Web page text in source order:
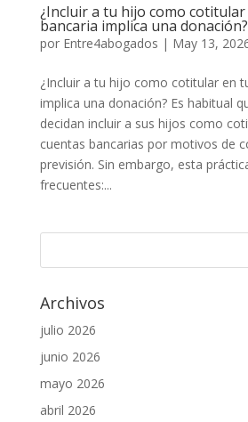
¿Incluir a tu hijo como
bancaria implica una donación?
por Entre4abogados | May 13,
¿Incluir a tu hijo como cotitular en
implica una donación? Es habitual
decidan incluir a sus hijos como
cuentas bancarias por motivos de
previsión. Sin embargo, esta
frecuentes:...
Archivos
julio 2026
junio 2026
mayo 2026
abril 2026